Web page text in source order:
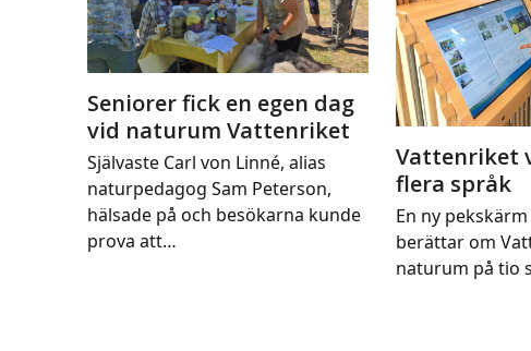
Seniorer fick en egen dag
vid naturum Vattenriket
Självaste Carl von Linné, alias
naturpedagog Sam Peterson,
hälsade på och besökarna kunde
prova att…
Vattenriket
flera språk
En ny
berättar om
naturum på tio